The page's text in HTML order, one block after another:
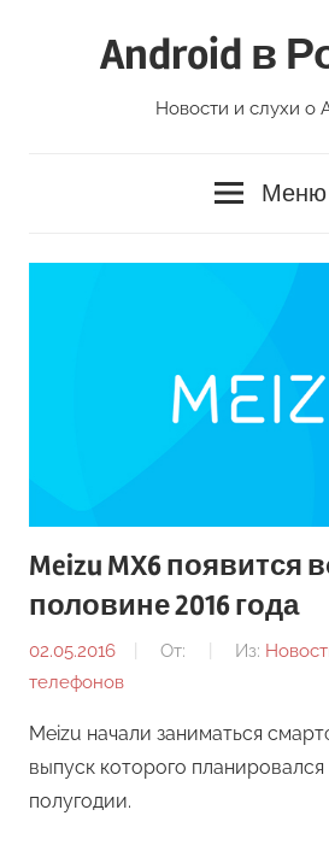
Android в
Новости и слухи о
Меню
Meizu MX6 появится
половине 2016 года
02.05.2016 От: Из:
телефонов
Meizu начали заниматься
выпуск которого
полугодии.